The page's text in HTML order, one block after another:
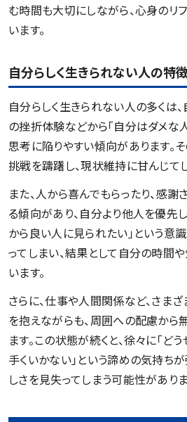
む時間も大切にしながら、心身のリ
います。
自分らしく生きられない人の特徴
自分らしく生きられない人の多くは
の挫折体験などから「自分はダメな
思考に陥りやすい傾向があります。
挑戦を躊躇し、現状維持に甘んじて
また、人から喜んでもらったり、感
る傾向があり、自分より他人を優先し
から良い人に見られたい」という意
ってしまい、結果として自分の時間
います。
さらに、仕事や人間関係など、さま
を抱えながらも、周囲への配慮から
ます。この状態が続くと、徐々に「ど
手くいかない」という諦めの気持ち
しさを見失ってしまう可能性がありま